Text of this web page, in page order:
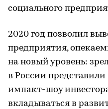
социального
2020 год позволил
предприятия,
на новый уровень:
в России
импакт-шоу
вкладываться в